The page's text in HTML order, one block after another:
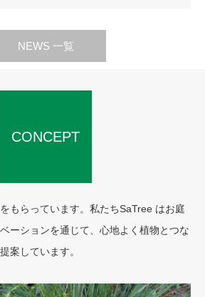
NEWS 一覧
CONCEPT
もらっています。私たちSaTree はお庭
ーションを通じて、心地よく植物とつな
案しています。